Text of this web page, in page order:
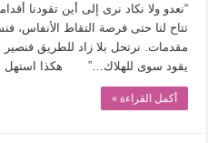
“نعدو ولا نكاد نرى إلى أين تقودنا
تتاح لنا حتى فرصة التقاط
مقدمات. نرتحل بلا زاد للطريق فنصير
يقود سوى للهلاك…” هكذا استهل
أكمل القراءة »